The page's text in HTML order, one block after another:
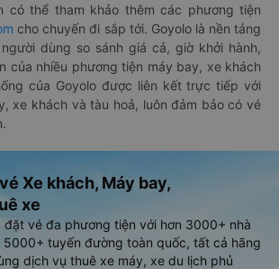
có thể tham khảo thêm các phương tiện
cho chuyến đi sắp tới. Goyolo là nền tảng
dùng so sánh giá cả, giờ khởi hành,
của nhiều phương tiện máy bay, xe khách
của Goyolo được liên kết trực tiếp với
xe khách và tàu hoả, luôn đảm bảo có vé
Xe khách, Máy bay,
xe
đặt vé đa phương tiện với hơn 3000+ nhà
5000+ tuyến đường toàn quốc, tất cả hãng
dịch vụ thuê xe máy, xe du lịch phủ